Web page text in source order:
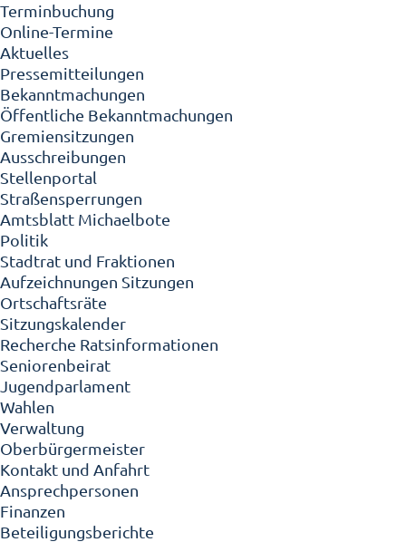
Terminbuchung
Online-Termine
Aktuelles
Pressemitteilungen
Bekanntmachungen
Öffentliche Bekanntmachungen
Gremiensitzungen
Ausschreibungen
Stellenportal
Straßensperrungen
Amtsblatt Michaelbote
Politik
Stadtrat und Fraktionen
Aufzeichnungen Sitzungen
Ortschaftsräte
Sitzungskalender
Recherche Ratsinformationen
Seniorenbeirat
Jugendparlament
Wahlen
Verwaltung
Oberbürgermeister
Kontakt und Anfahrt
Ansprechpersonen
Finanzen
Beteiligungsberichte